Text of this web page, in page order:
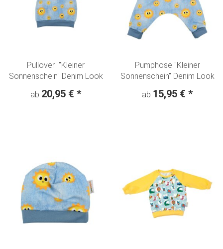
Pullover "Kleiner
Sonnenschein" Denim Look
ab 20,95 € *
Pumphose "Kleiner
Sonnenschein" Denim Look
ab 15,95 € *